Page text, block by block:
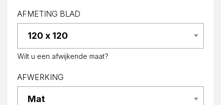
AFMETING BLAD
Wilt u een afwijkende maat?
AFWERKING